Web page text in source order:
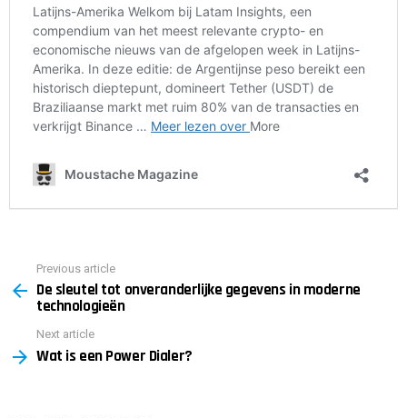
more
Previous article
De sleutel tot onveranderlijke gegevens in moderne
technologieën
Next article
Wat is een Power Dialer?